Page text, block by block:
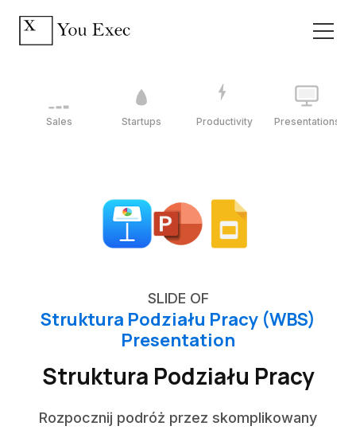
Sales Startups Productivity Presentations
SLIDE OF
Struktura Podziału Pracy (WBS)
Presentation
Struktura Podziału Pracy
Rozpocznij podróż przez skomplikowany